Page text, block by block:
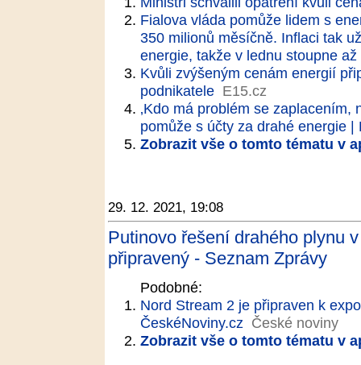
Fialova vláda pomůže lidem s
350 milionů měsíčně. Inflaci tak
energie, takže v lednu stoupne
Kvůli zvýšeným cenám energií
podnikatele E15.cz
‚Kdo má problém se
pomůže s účty za drahé energie |
Zobrazit vše o tomto tématu v
29. 12. 2021, 19:08
Putinovo řešení drahého plynu
připravený - Seznam Zprávy
Podobné:
Nord Stream 2 je připraven k
ČeskéNoviny.cz České noviny
Zobrazit vše o tomto tématu v